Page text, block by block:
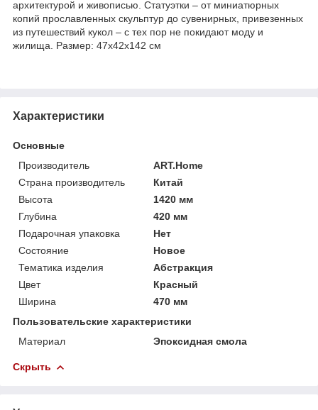
архитектурой и живописью. Статуэтки – от миниатюрных
копий прославленных скульптур до сувенирных, привезенных
из путешествий кукол – с тех пор не покидают моду и
жилища. Размер: 47х42х142 см
Характеристики
Основные
Производитель
ART.Home
Страна производитель
Китай
Высота
1420 мм
Глубина
420 мм
Подарочная упаковка
Нет
Состояние
Новое
Тематика изделия
Абстракция
Цвет
Красный
Ширина
470 мм
Пользовательские характеристики
Материал
Эпоксидная смола
Скрыть